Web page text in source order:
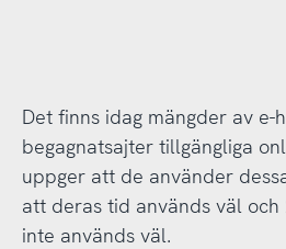
Det finns idag mängder av e-
begagnatsajter tillgängliga
uppger att de använder
att deras tid används väl
inte används väl.